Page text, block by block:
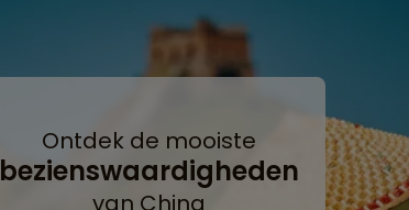
Ontdek de mooiste
bezienswaardigheden
van China